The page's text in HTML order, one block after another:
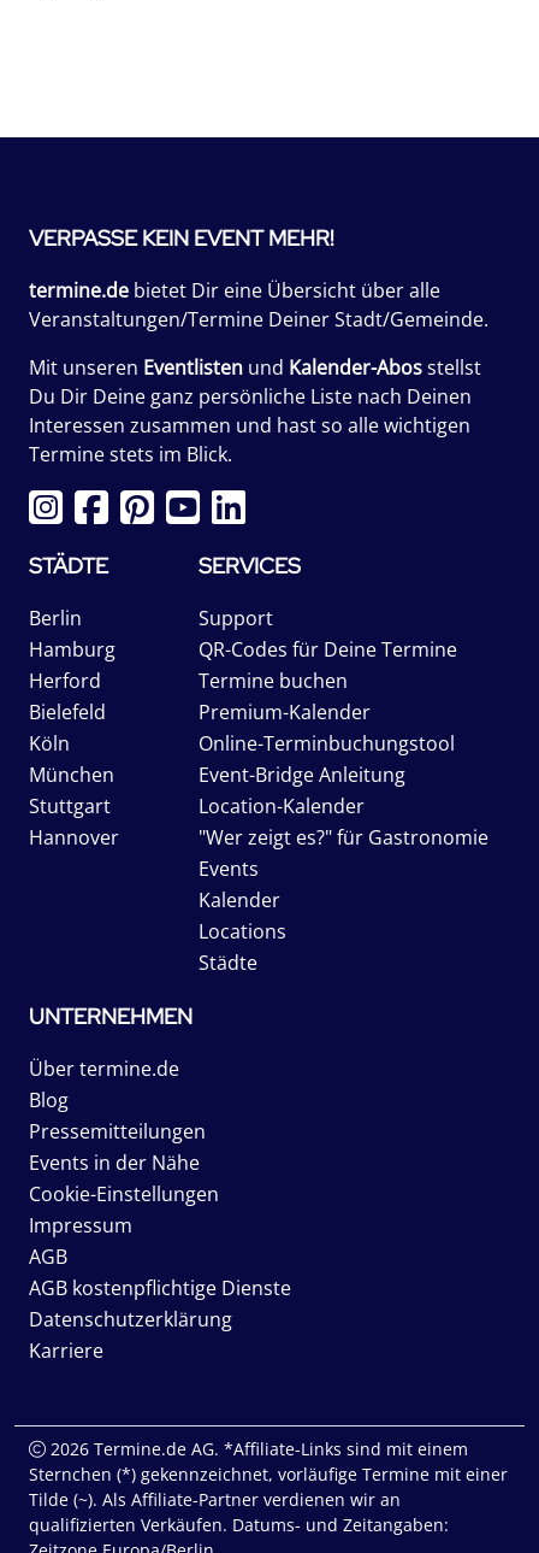
VERPASSE KEIN EVENT MEHR!
termine.de bietet Dir eine Übersicht über alle
Veranstaltungen/Termine Deiner Stadt/Gemeinde.
Mit unseren Eventlisten und Kalender-Abosstellst
Du Dir Deine ganz persönliche Liste nach Deinen
Interessen zusammen und hast so alle wichtigen
Termine stets im Blick.
STÄDTE
Berlin
Hamburg
Herford
Bielefeld
Köln
München
Stuttgart
Hannover
SERVICES
Support
QR-Codes für Deine Termine
Termine buchen
Premium-Kalender
Online-Terminbuchungstool
Event-Bridge Anleitung
Location-Kalender
"Wer zeigt es?" für Gastronomie
Events
Kalender
Locations
Städte
UNTERNEHMEN
Über termine.de
Blog
Pressemitteilungen
Events in der Nähe
Cookie-Einstellungen
Impressum
AGB
AGB kostenpflichtige Dienste
Datenschutzerklärung
Karriere
2026 Termine.de AG. *Affiliate-Links sind mit einem
Sternchen (*) gekennzeichnet, vorläufige Termine mit einer
Tilde (~). Als Affiliate-Partner verdienen wir an
qualifizierten Verkäufen. Datums- und Zeitangaben: